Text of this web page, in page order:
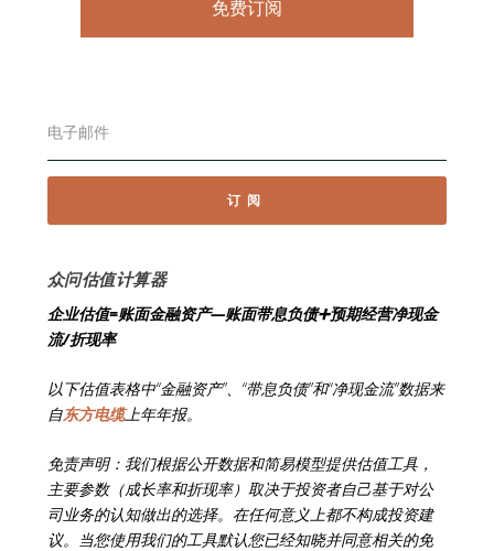
订阅
众问估值计算器
企业估值=账面金融资产—账面带息负债➕预期经营净现金
流/折现率
以下估值表格中“金融资产”、“带息负债”和“净现金流”数据来
自东方电缆上年年报。
免责声明：我们根据公开数据和简易模型提供估值工具，
主要参数（成长率和折现率）取决于投资者自己基于对公
司业务的认知做出的选择。在任何意义上都不构成投资建
议。当您使用我们的工具默认您已经知晓并同意相关的免